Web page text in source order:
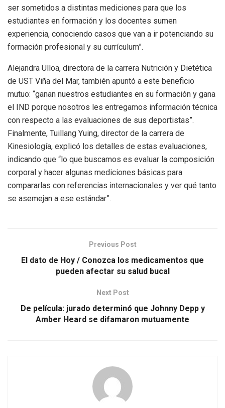
ser sometidos a distintas mediciones para que los
estudiantes en formación y los docentes sumen
experiencia, conociendo casos que van a ir potenciando su
formación profesional y su currículum”.
Alejandra Ulloa, directora de la carrera Nutrición y Dietética
de UST Viña del Mar, también apuntó a este beneficio
mutuo: “ganan nuestros estudiantes en su formación y gana
el IND porque nosotros les entregamos información técnica
con respecto a las evaluaciones de sus deportistas”.
Finalmente, Tuillang Yuing, director de la carrera de
Kinesiología, explicó los detalles de estas evaluaciones,
indicando que “lo que buscamos es evaluar la composición
corporal y hacer algunas mediciones básicas para
compararlas con referencias internacionales y ver qué tanto
se asemejan a ese estándar”.
Previous Post
El dato de Hoy / Conozca los medicamentos que
pueden afectar su salud bucal
Next Post
De película: jurado determinó que Johnny Depp y
Amber Heard se difamaron mutuamente